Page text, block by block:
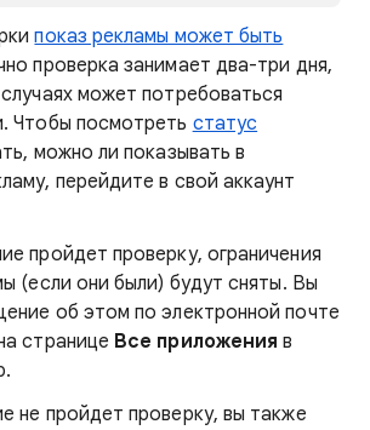
показ рекламы может быть
проверка занимает два-три дня,
может потребоваться
Чтобы посмотреть статус
можно ли показывать в
перейдите в свой аккаунт
пройдет проверку, ограничения
(если они были) будут сняты. Вы
об этом по электронной почте
странице Все приложения в
не пройдет проверку, вы также